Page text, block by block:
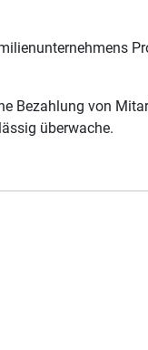
Bezahlung von
überwache.